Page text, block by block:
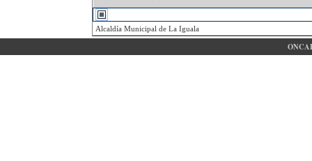
Alcaldía Municipal de La Iguala